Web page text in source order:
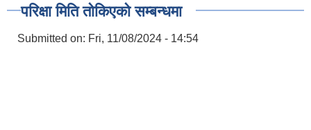
परिक्षा मिति तोकिएको सम्बन्धमा
Submitted on: Fri, 11/08/2024 - 14:54